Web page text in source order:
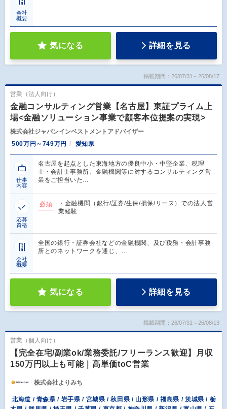
会社
概要
気になる 詳細を見る
掲載期間：26/07/31～26/08/17
営業（法人向け）
金融コンサルティング営業【名古屋】東証プライム上
場<金融ソリューション事業で顧客本位提案の実現>
株式会社ジャパンインベストメントアドバイザー
500万円～749万円
愛知県
仕事
内容
名古屋を起点とした東海地方の優良中小・中堅企業、税理
士・会計士事務所、金融機関等に対するコンサルティング営
業をご担当いた…
応募
資格
必須
・金融機関（銀行/証券/生保/損保/リース）での法人営
業経験
会社
概要
全国の銀行・証券会社などの金融機関、及び税務・会計事務
所とのネットワークを通じ、…
気になる 詳細を見る
掲載期間：26/07/31～26/08/13
営業（個人向け）
【完全在宅/副業ok/業務委託/フリーランス歓迎】月収
150万円以上も可能｜高単価toC営業
株式会社よりみち
北海道 / 青森県 / 岩手県 / 宮城県 / 秋田県 / 山形県 / 福島県 / 茨城県 / 栃